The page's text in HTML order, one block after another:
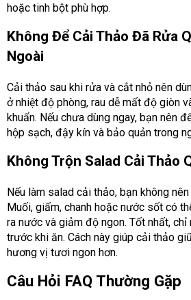
hoặc tinh bột phù hợp.
Không Để Cải Thảo Đã Rửa
Ngoài
Cải thảo sau khi rửa và cắt nhỏ nên
ở nhiệt độ phòng, rau dễ mất độ giòn
khuẩn. Nếu chưa dùng ngay, bạn nên
hộp sạch, đậy kín và bảo quản trong
Không Trộn Salad Cải Thảo
Nếu làm salad cải thảo, bạn không
Muối, giấm, chanh hoặc nước sốt có
ra nước và giảm độ ngon. Tốt nhất, chỉ
trước khi ăn. Cách này giúp cải thảo
hương vị tươi ngon hơn.
Câu Hỏi FAQ Thường Gặp